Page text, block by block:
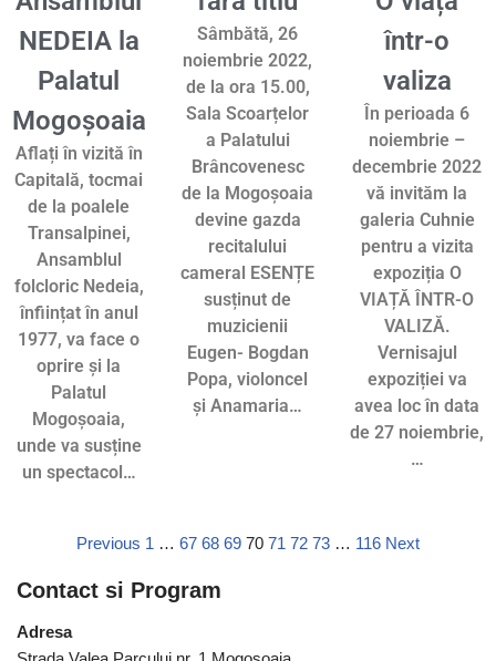
NEDEIA la
Palatul
Mogoșoaia
Aflați în vizită în
Capitală, tocmai
de la poalele
Transalpinei,
Ansamblul
folcloric Nedeia,
înființat în anul
1977, va face o
oprire și la
Palatul
Mogoșoaia,
unde va susține
un spectacol…
Sâmbătă, 26
noiembrie 2022,
de la ora 15.00,
Sala Scoarțelor
a Palatului
Brâncovenesc
de la Mogoșoaia
devine gazda
recitalului
cameral ESENȚE
susținut de
muzicienii
Eugen- Bogdan
Popa, violoncel
și Anamaria…
într-o
valiza
În perioada 6
noiembrie –
decembrie 2022
vă invităm la
galeria Cuhnie
pentru a vizita
expoziția O
VIAȚĂ ÎNTR-O
VALIZĂ.
Vernisajul
expoziției va
avea loc în data
de 27 noiembrie,
…
Previous 1 … 67 68 69 70 71 72 73 … 116 Next
Contact si Program
Adresa